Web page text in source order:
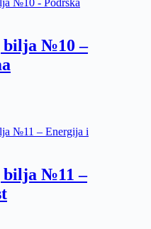
bilja №10 –
bilja №11 –